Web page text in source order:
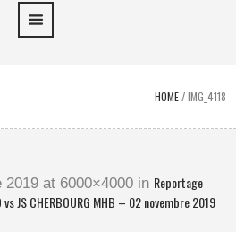
HOME/IMG_4118
2019 at 6000×4000 in Reportage
JS CHERBOURG MHB – 02 novembre 2019